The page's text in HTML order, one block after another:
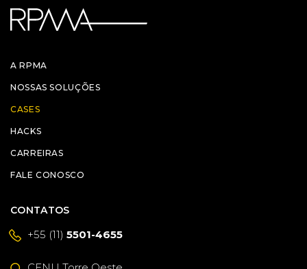
A RPMA
NOSSAS SOLUÇÕES
CASES
HACKS
CARREIRAS
FALE CONOSCO
CONTATOS
+55 (11) 5501-4655